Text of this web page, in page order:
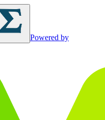
Powered by